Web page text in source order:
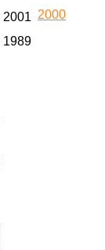
2001 2000
1989